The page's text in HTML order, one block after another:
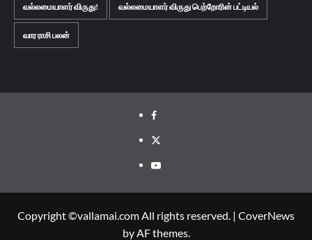
வல்லமையாளர் விருது! வல்லமையாளர் விருது பெற்றோரின் பட்டியல்
வார ராசி பலன்
Facebook
Twitter
Youtube
Copyright ©vallamai.com All rights reserved. | CoverNews
by AF themes.